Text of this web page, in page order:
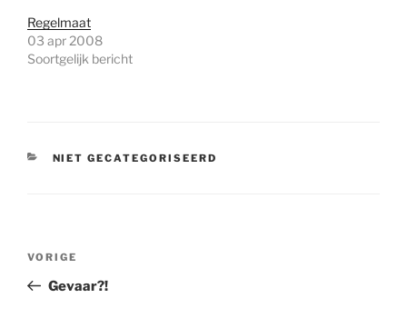
Regelmaat
03 apr 2008
Soortgelijk bericht
CATEGORIEËN
NIET GECATEGORISEERD
Vorig
bericht
VORIGE
Gevaar?!